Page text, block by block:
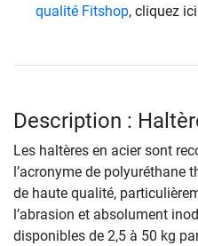
qualité Fitshop, cliquez ici
Description :
Les haltères en acier sont
l’acronyme de polyuréthane
de haute qualité,
l’abrasion et absolument
disponibles de 2,5 à 50 kg